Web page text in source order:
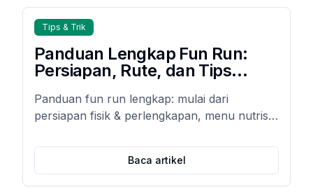
Tips & Trik
Panduan Lengkap Fun Run:
Persiapan, Rute, dan Tips
Panduan fun run lengkap: mulai dari
persiapan fisik & perlengkapan, menu nutrisi
cedera agar lari Anda aman, optimal, dan
Baca artikel